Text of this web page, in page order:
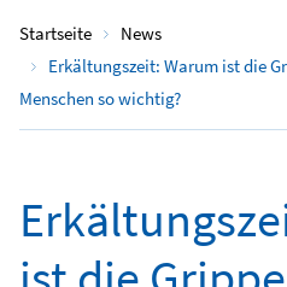
Startseite
News
Erkältungszeit: Warum ist die
Menschen so wichtig?